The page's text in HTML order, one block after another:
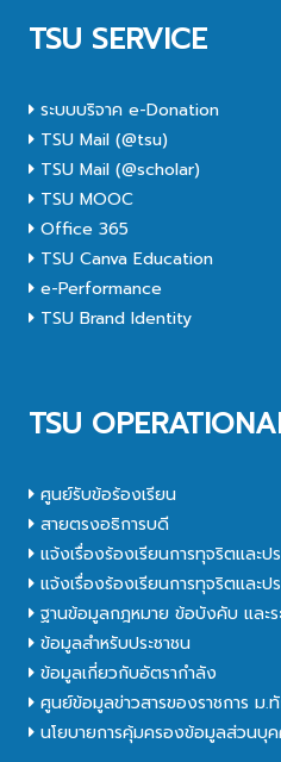
TSU SERVICE
ระบบบริจาค e-Donation
TSU Mail (@tsu)
TSU Mail (@scholar)
TSU MOOC
Office 365
TSU Canva Education
e-Performance
TSU Brand Identity
TSU
ศูนย์รับข้อร้องเรียน
สายตรงอธิการบดี
แจ้งเรื่องร้องเรียนการทุจริตและ
แจ้งเรื่องร้องเรียนการทุจริตและ
ฐานข้อมูลกฎหมาย ข้อบังคับ และร
ข้อมูลสำหรับประชาชน
ข้อมูลเกี่ยวกับอัตรากำลัง
ศูนย์ข้อมูลข่าวสารของราชการ ม
นโยบายการคุ้มครองข้อมูลส่วนบุ